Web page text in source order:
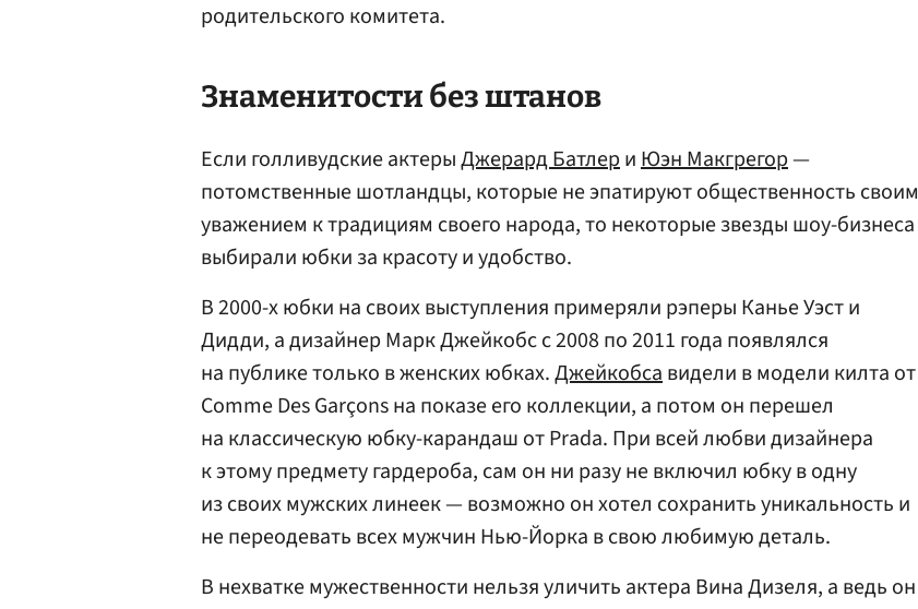
родительского комитета.
Знаменитости без штанов
Если голливудские актерыДжерард БатлериЮэн Макгрегор—
потомственные шотландцы, которые не эпатируют общественность своим
уважением к традициям своего народа, то некоторые звезды шоу-бизнеса
выбирали юбки за красоту и удобство.
В 2000-х юбки на своих выступления примеряли рэперы Канье Уэст и
Дидди, а дизайнер Марк Джейкобс с 2008 по 2011 года появлялся
на публике только в женских юбках.Джейкобсавидели в модели килта от
Comme Des Garçons на показе его коллекции, а потом он перешел
на классическую юбку-карандаш от Prada. При всей любви дизайнера
к этому предмету гардероба, сам он ни разу не включил юбку в одну
из своих мужских линеек — возможно он хотел сохранить уникальность и
не переодевать всех мужчин Нью-Йорка в свою любимую деталь.
В нехватке мужественности нельзя уличить актера Вина Дизеля, а ведь он